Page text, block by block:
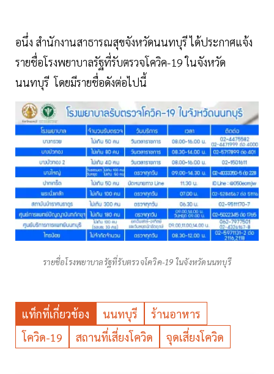
อนึ่ง สำนักงานสาธารณสุขจังหวัดนนทบุรี ได้ประกาศแจ้ง
รายชื่อโรงพยาบาลรัฐที่รับตรวจโควิค-19 ในจังหวัด
นนทบุรี โดยมีรายชื่อดังต่อไปนี้
รายชื่อโรงพยาบาลรัฐที่รับตรวจโควิค-19 ในจังหวัดนนทบุรี
แท็กที่เกี่ยวข้อง นนทบุรี
ร้านอาหาร
โควิด-19
สถานที่เสี่ยงโควิด จุดเสี่ยงโควิด